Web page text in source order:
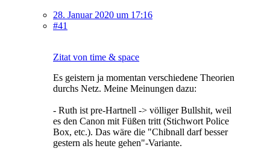
28. Januar 2020 um 17:16
#41
Zitat von time & space
Es geistern ja momentan verschiedene Theorien
durchs Netz. Meine Meinungen dazu:
- Ruth ist pre-Hartnell -> völliger Bullshit, weil
es den Canon mit Füßen tritt (Stichwort Police
Box, etc.). Das wäre die "Chibnall darf besser
gestern als heute gehen"-Variante.